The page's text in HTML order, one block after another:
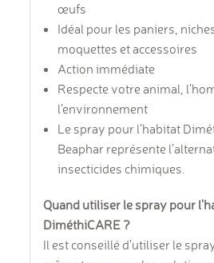
œufs
Idéal pour les paniers,
moquettes et accessoires
Action immédiate
Respecte votre animal,
l’environnement
Le spray pour l’habitat
Beaphar représente
insecticides chimiques.
Quand utiliser le spray pour
DiméthiCARE ?
Il est conseillé d'utiliser le